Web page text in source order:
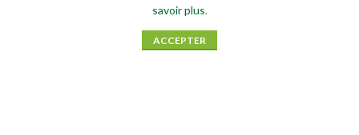
Conditions générales de vente
savoir plus.
ACCEPTER